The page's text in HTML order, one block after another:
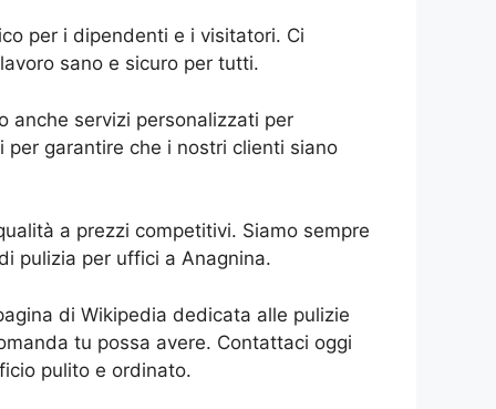
per i dipendenti e i visitatori. Ci
sano e sicuro per tutti.
anche servizi personalizzati per
garantire che i nostri clienti siano
a prezzi competitivi. Siamo sempre
pulizia per uffici a Anagnina.
di Wikipedia dedicata alle pulizie
tu possa avere. Contattaci oggi
pulito e ordinato.